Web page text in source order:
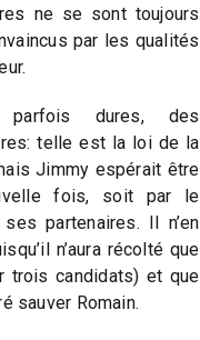
ne se sont toujours
par les qualités
parfois dures, des
telle est la loi de la
Jimmy espérait être
fois, soit par le
partenaires. Il n’en
n’aura récolté que
trois candidats) et que
sauver Romain.